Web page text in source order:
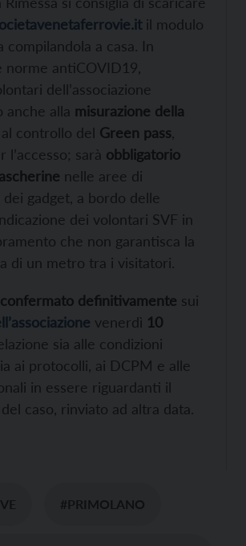
il modulo
compilandola a casa. In
norme antiCOVID19,
dell’associazione
anche alla misurazione della
controllo del Green pass
l’accesso; sarà obbligatorio
nelle aree di
gadget, a bordo delle
dei volontari SVF in
che non garantisca la
di un metro tra i visitatori.
confermato definitivamente sui
venerdì 10
sia alle condizioni
ai protocolli, ai DCPM e alle
in essere riguardanti il
caso, rinviato ad altra data.
#PRIMOLANO